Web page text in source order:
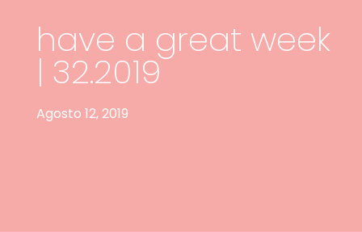
have a great week
| 32.2019
Agosto 12, 2019